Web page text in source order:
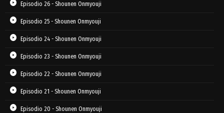
Episodio 26 - Shounen Onmyouji
Episodio 25 - Shounen Onmyouji
Episodio 24 - Shounen Onmyouji
Episodio 23 - Shounen Onmyouji
Episodio 22 - Shounen Onmyouji
Episodio 21 - Shounen Onmyouji
Episodio 20 - Shounen Onmyouji